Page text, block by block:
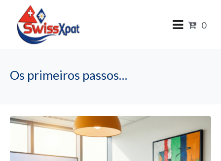
0
Os primeiros passos…